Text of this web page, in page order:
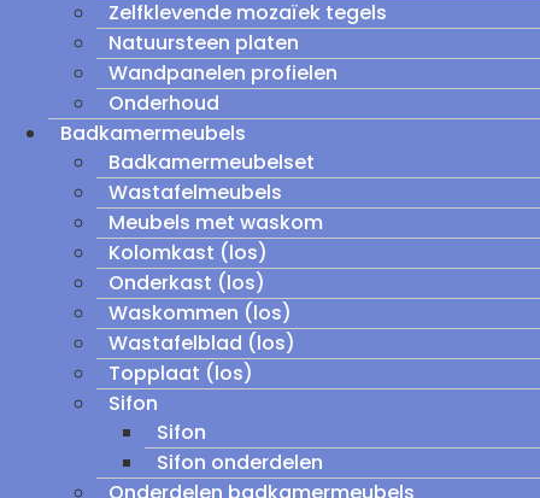
Zelfklevende mozaïek tegels
Natuursteen platen
Wandpanelen profielen
Onderhoud
Badkamermeubels
Badkamermeubelset
Wastafelmeubels
Meubels met waskom
Kolomkast (los)
Onderkast (los)
Waskommen (los)
Wastafelblad (los)
Topplaat (los)
Sifon
Sifon
Sifon onderdelen
Onderdelen badkamermeubels